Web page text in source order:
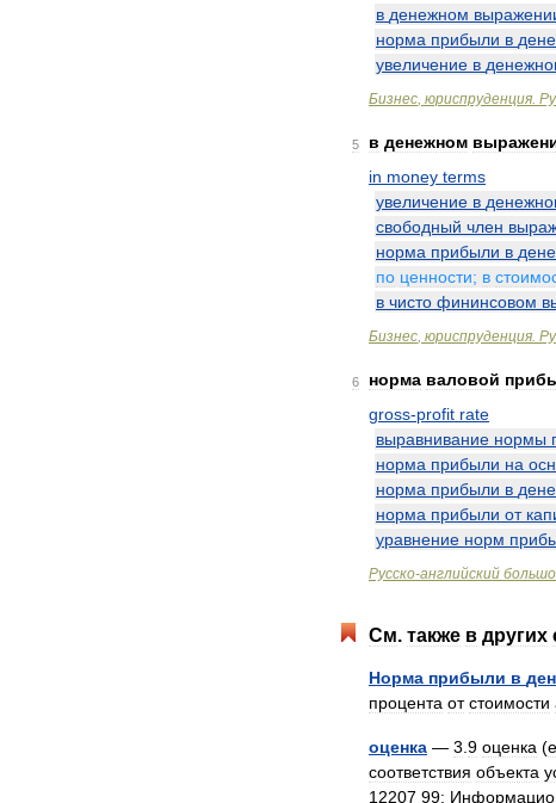
в денежном
норма прибыли в
увеличение в
Бизнес, юриспруденция.
5 в денежном
in money terms
увеличение в
свободный член
норма прибыли в
по ценности; в
в чисто фининсовом
Бизнес, юриспруденция.
6 норма валовой
gross-profit rate
выравнивание нормы
норма прибыли на
норма прибыли в
норма прибыли от
уравнение норм
Русско-английский
См. также в других
Норма прибыли в
процента от стоимости
оценка — 3 9 оценка (
соответствия объекта
12207 99: